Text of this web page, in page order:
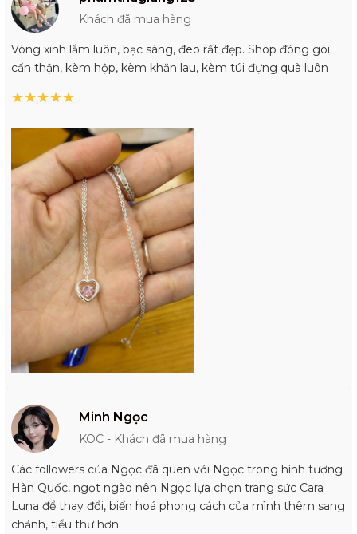
Khách đã mua hàng
Vòng xinh lắm luôn, bạc sáng, đeo rất đẹp. Shop đóng gói
cẩn thận, kèm hộp, kèm khăn lau, kèm túi đựng quà luôn
★★★★★
Minh Ngọc
KOC - Khách đã mua hàng
Các followers của Ngọc đã quen với Ngọc trong hình tượng
Hàn Quốc, ngọt ngào nên Ngọc lựa chọn trang sức Cara
Luna để thay đổi, biến hoá phong cách của mình thêm sang
chảnh, tiểu thư hơn.